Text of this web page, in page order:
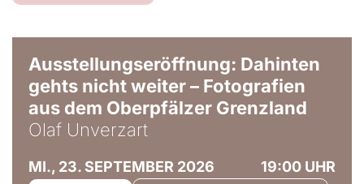
Ausstellungseröffnung: Dahinten
gehts nicht weiter – Fotografien
aus dem Oberpfälzer Grenzland
Olaf Unverzart
MI., 23. SEPTEMBER 2026 19:00 UHR